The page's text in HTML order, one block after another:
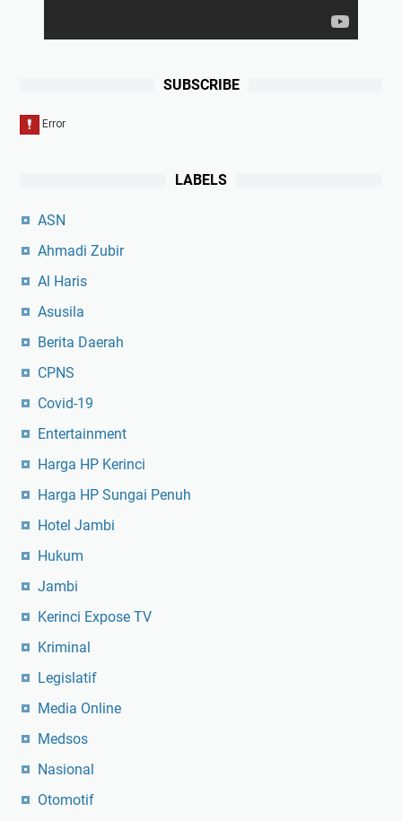
SUBSCRIBE
LABELS
ASN
Ahmadi Zubir
Al Haris
Asusila
Berita Daerah
CPNS
Covid-19
Entertainment
Harga HP Kerinci
Harga HP Sungai Penuh
Hotel Jambi
Hukum
Jambi
Kerinci Expose TV
Kriminal
Legislatif
Media Online
Medsos
Nasional
Otomotif